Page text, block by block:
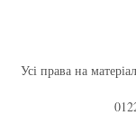
Усі права на